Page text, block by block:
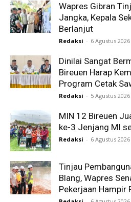
Wapres Gibran
Jangka, Kepala
Berlanjut
Redaksi - 6 Agustus 2026
Dinilai Sangat
Bireuen Harap
Program Cetak
Redaksi - 5 Agustus 2026
MIN 12 Bireuen
ke-3 Jenjang MI
Redaksi - 6 Agustus 2026
Tinjau
Blang, Wapres
Pekerjaan Hampir